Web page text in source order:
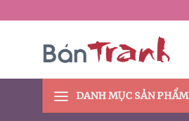
to
DANH MỤC SẢN PHẨM